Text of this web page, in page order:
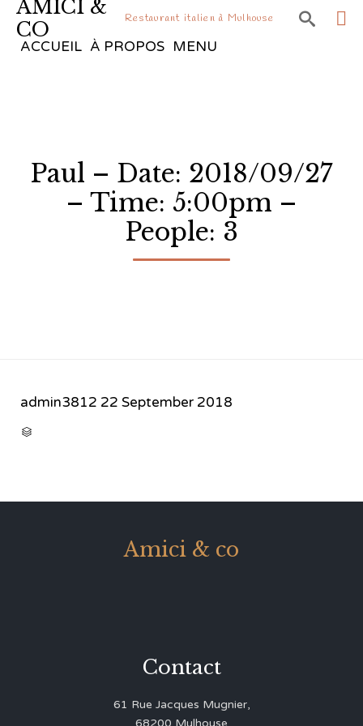
AMICI &
CO
Restaurant italien à Mulhouse 
ACCUEIL À PROPOS MENU
Paul – Date: 2018/09/27
– Time: 5:00pm –
People: 3
admin3812 22 September 2018

Amici & co
Contact
61 Rue Jacques Mugnier,